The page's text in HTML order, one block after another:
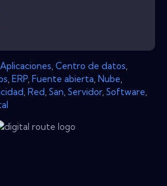
Aplicaciones Centro de datos
ERP Fuente abierta Nube
Red San Servidor, Software